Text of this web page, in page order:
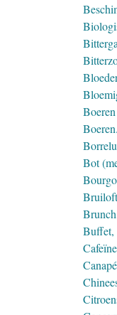
Bot
Buffet,
Canapé